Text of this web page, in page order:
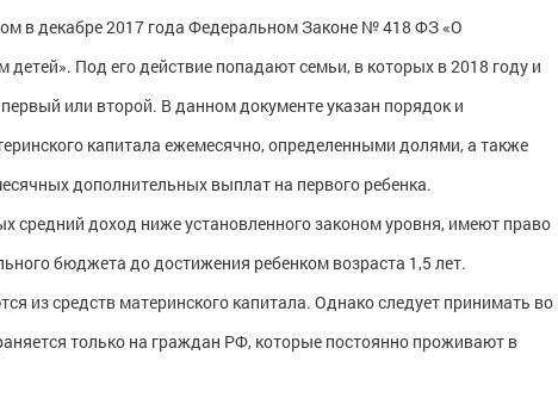
в декабре 2017 года Федеральном Законе № 418 ФЗ «О
Под его действие попадают семьи, в которых в 2018 году и
или второй. В данном документе указан порядок и
капитала ежемесячно, определенными долями, а также
дополнительных выплат на первого ребенка.
средний доход ниже установленного законом уровня, имеют право
бюджета до достижения ребенком возраста 1,5 лет.
из средств материнского капитала. Однако следует принимать во
только на граждан РФ, которые постоянно проживают в